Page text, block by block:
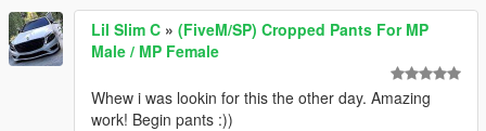
Lil Slim C » (FiveM/SP) Cropped Pants For MP
Male / MP Female
Whew i was lookin for this the other day. Amazing
work! Begin pants :))